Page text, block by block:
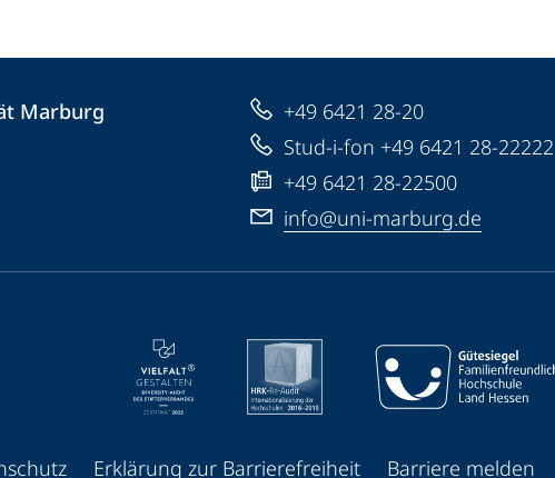
Marburg
+49 6421 28-20
Stud-i-fon +49 6421 28-22222
+49 6421 28-22500
info@uni-marburg.de
Erklärung zur Barrierefreiheit
Barriere melden